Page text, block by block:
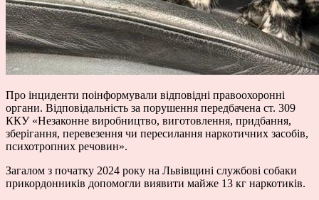
Про інциденти поінформували відповідні правоохоронні
органи. Відповідальність за порушення передбачена ст. 309
ККУ «Незаконне виробництво, виготовлення, придбання,
зберігання, перевезення чи пересилання наркотичних засобів,
психотропних речовин».
Загалом з початку 2024 року на Львівщині службові собаки
прикордонників допомогли виявити майже 13 кг наркотиків.